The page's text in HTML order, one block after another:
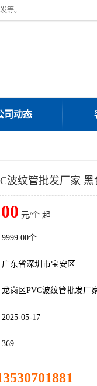
深圳市宝安区沙井街道浩丰胶管商行主营产品：联塑批发、联塑管批发、联塑总代理、联塑总经销、联塑HDPE波纹管批发、联塑PE给水管批发等。凭借服务以及多年的勤奋拼搏，发展成为一家销售各种管材管件，绝缘电工套管及配件等系列产品的贸易公司。公司秉承“顾客至上，锐意进取”的经营理念，坚持“客户至上”原则为广大客户提供的服务。欢迎惠顾！
司动态
波纹管批发厂家
元/个 起
9999.00个
广东省深圳市宝安区
龙岗区PVC波纹管批发厂
2025-05-17
369